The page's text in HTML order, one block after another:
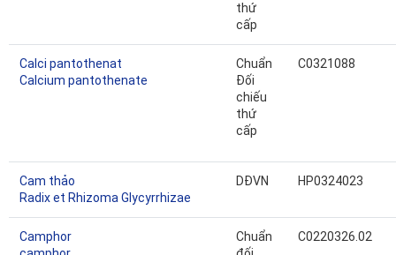
thứ
cấp
Calci pantothenat
Calcium pantothenate
Chuẩn
Đối
chiếu
thứ
cấp
C0321088
Cam thảo
Radix et Rhizoma Glycyrrhizae
DĐVN HP0324023
Camphor
Chuẩn
C0220326.02